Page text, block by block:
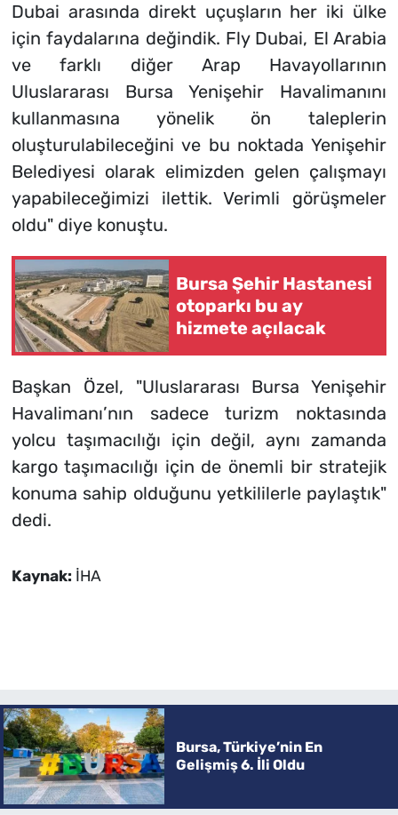
Dubai arasında direkt uçuşların her iki ülke
için faydalarına değindik. Fly Dubai, El Arabia
ve farklı diğer Arap Havayollarının
Uluslararası Bursa Yenişehir Havalimanını
kullanmasına yönelik ön taleplerin
oluşturulabileceğini ve bu noktada Yenişehir
Belediyesi olarak elimizden gelen çalışmayı
yapabileceğimizi ilettik. Verimli görüşmeler
oldu" diye konuştu.
Bursa Şehir Hastanesi
otoparkı bu ay
hizmete açılacak
Başkan Özel, "Uluslararası Bursa Yenişehir
Havalimanı’nın sadece turizm noktasında
yolcu taşımacılığı için değil, aynı zamanda
kargo taşımacılığı için de önemli bir stratejik
konuma sahip olduğunu yetkililerle paylaştık"
dedi.
Kaynak: İHA
Bursa, Türkiye’nin En
Gelişmiş 6. İli Oldu